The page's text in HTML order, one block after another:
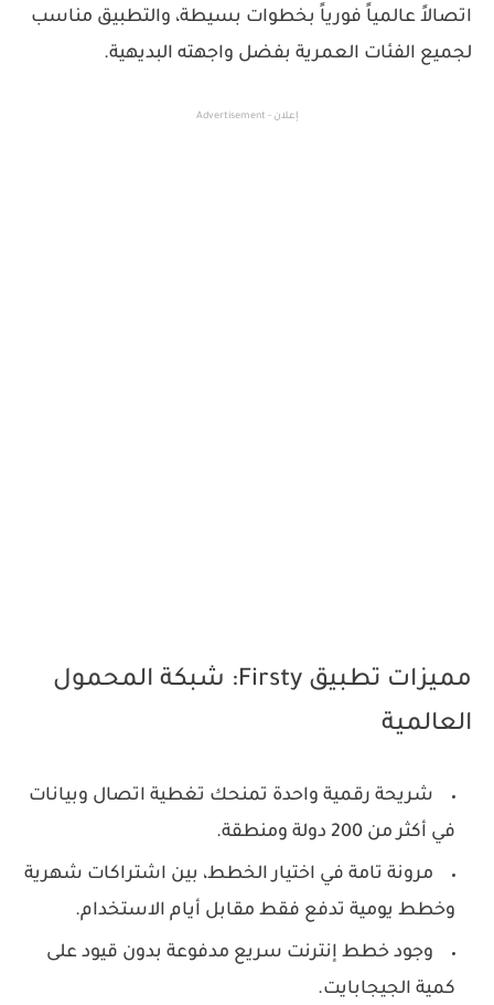
اتصالاً عالمياً فورياً بخطوات بسيطة، والتطبيق مناسب
لجميع الفئات العمرية بفضل واجهته البديهية.
إعلان - Advertisement
مميزات تطبيق Firsty: شبكة المحمول
العالمية
شريحة رقمية واحدة تمنحك تغطية اتصال وبيانات
في أكثر من 200 دولة ومنطقة.
مرونة تامة في اختيار الخطط، بين اشتراكات شهرية
وخطط يومية تدفع فقط مقابل أيام الاستخدام.
وجود خطط إنترنت سريع مدفوعة بدون قيود على
كمية الجيجابايت.